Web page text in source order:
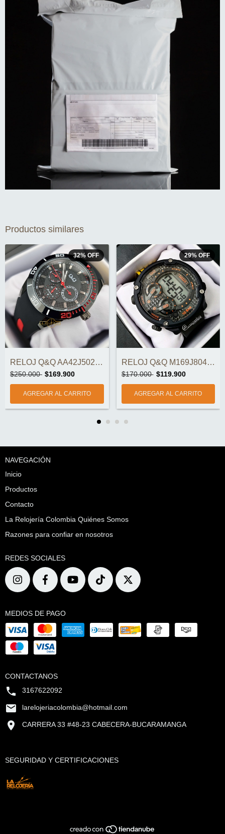
Productos similares
32% OFF
RELOJ Q&Q AA42J502Y CRONOGRAFOS ORIGINAL
$250.000 $169.900
29% OFF
RELOJ Q&Q M169J804Y ORIGINAL
$170.000 $119.900
NAVEGACIÓN
Inicio
Productos
Contacto
La Relojería Colombia Quiénes Somos
Razones para confiar en nosotros
REDES SOCIALES
MEDIOS DE PAGO
CONTACTANOS
3167622092
larelojeriacolombia@hotmail.com
CARRERA 33 #48-23 CABECERA-BUCARAMANGA
SEGURIDAD Y CERTIFICACIONES